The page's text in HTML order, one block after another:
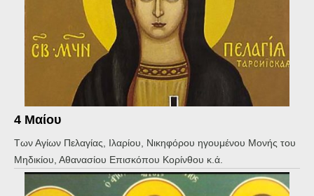
4 Μαίου
Των Αγίων Πελαγίας, Ιλαρίου, Νικηφόρου ηγουμένου Μονής του
Μηδικίου, Αθανασίου Επισκόπου Κορίνθου κ.ά.